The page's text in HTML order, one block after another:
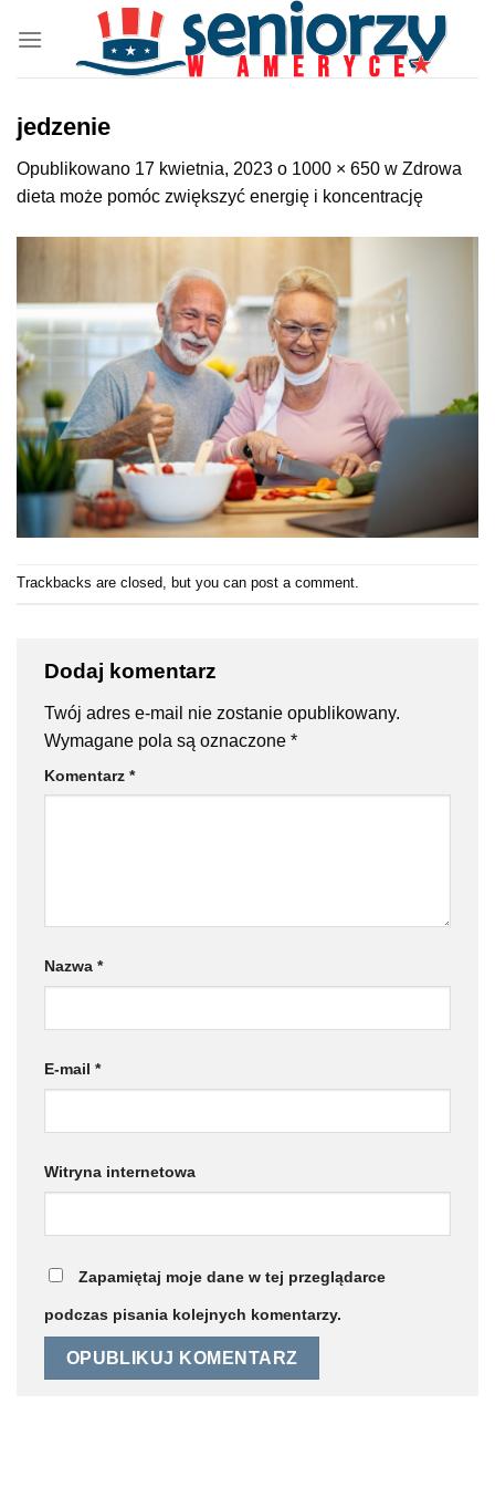
zawartości
jedzenie
Opublikowano 17 kwietnia, 2023 o 1000 × 650 w Zdrowa
dieta może pomóc zwiększyć energię i koncentrację
Trackbacks are closed, but you can post a comment.
Dodaj komentarz
Twój adres e-mail nie zostanie opublikowany.
Wymagane pola są oznaczone *
Komentarz *
Nazwa *
E-mail *
Witryna internetowa
Zapamiętaj moje dane w tej przeglądarce
podczas pisania kolejnych komentarzy.